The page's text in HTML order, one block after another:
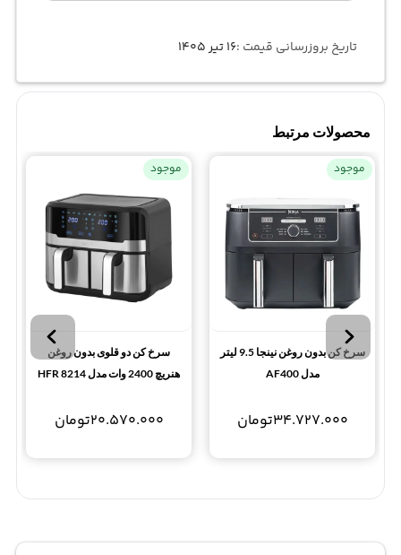
تاریخ بروزرسانی قیمت :۱۶ تیر ۱۴۰۵
محصولات مرتبط
موجود
سرخ کن بدون روغن نینجا 9.5 لیتر
مدل AF400
34.727.000تومان
موجود
سرخ کن دو قلوی بدون روغن
هنریچ 2400 وات مدل HFR 8214
20.570.000تومان